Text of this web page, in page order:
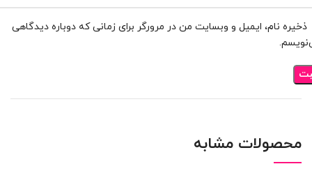
ذخیره نام، ایمیل و وبسایت من در مرورگر برای زمانی که دوباره دیدگاهی
محصولات مشابه